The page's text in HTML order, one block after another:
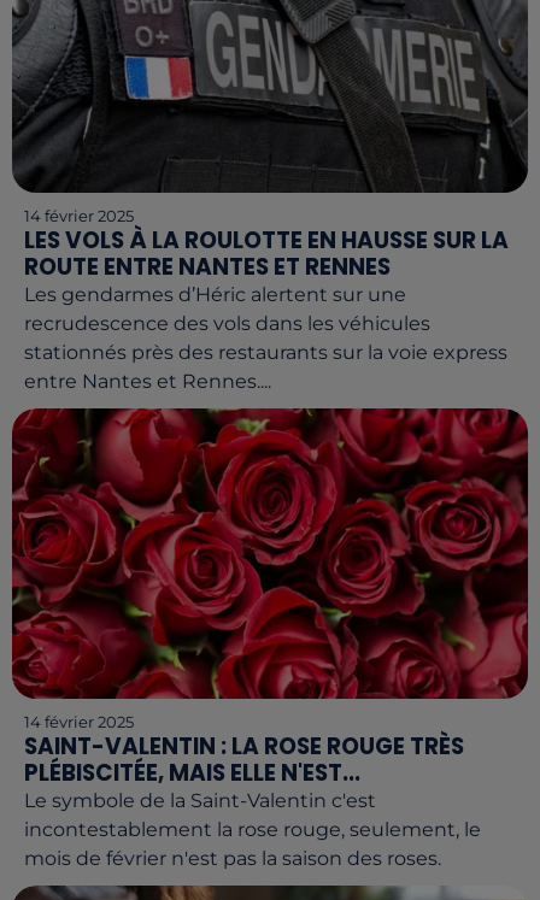
14 février 2025
LES VOLS À LA ROULOTTE EN HAUSSE SUR LA
ROUTE ENTRE NANTES ET RENNES
Les gendarmes d’Héric alertent sur une
recrudescence des vols dans les véhicules
stationnés près des restaurants sur la voie express
entre Nantes et Rennes....
14 février 2025
SAINT-VALENTIN : LA ROSE ROUGE TRÈS
PLÉBISCITÉE, MAIS ELLE N'EST...
Le symbole de la Saint-Valentin c'est
incontestablement la rose rouge, seulement, le
mois de février n'est pas la saison des roses.